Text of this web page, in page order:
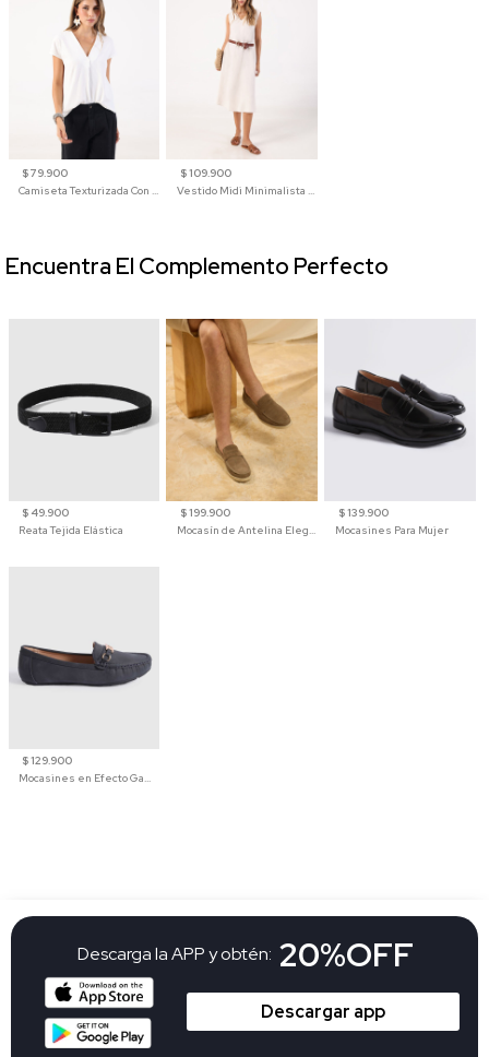
$ 79.900
Camiseta Texturizada Con Cuello En V Para Mujer
$ 109.900
Vestido Midi Minimalista De Silueta Amplia
$ 49.900
Reata Tejida Elástica
$ 199.900
Mocasín de Antelina Elegante con Suela de Contraste Para Hombre
$ 139.900
Mocasines Para Mujer
$ 129.900
Mocasines en Efecto Gamuzado Para Mujer
Encuentra El Complemento Perfecto
Descarga la APP y obtén: 20%OFF
Descargar app